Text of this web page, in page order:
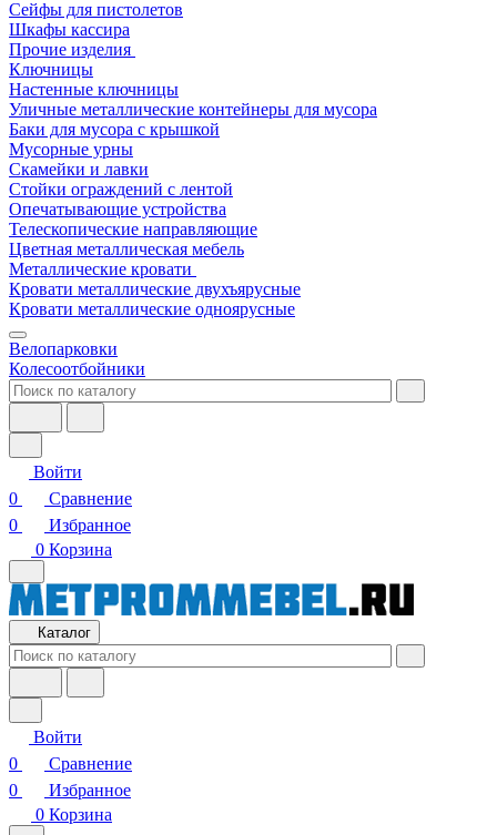
Сейфы для пистолетов
Шкафы кассира
Прочие изделия
Ключницы
Настенные ключницы
Уличные металлические контейнеры для мусора
Баки для мусора с крышкой
Мусорные урны
Скамейки и лавки
Стойки ограждений с лентой
Опечатывающие устройства
Телескопические направляющие
Цветная металлическая мебель
Металлические кровати
Кровати металлические двухъярусные
Кровати металлические одноярусные
Велопарковки
Колесоотбойники
Войти
0
Сравнение
0
Избранное
0 Корзина
Каталог
Войти
0
Сравнение
0
Избранное
0 Корзина